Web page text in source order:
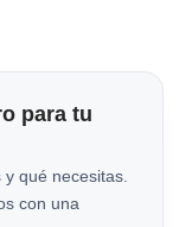
para tu
qué necesitas.
con una